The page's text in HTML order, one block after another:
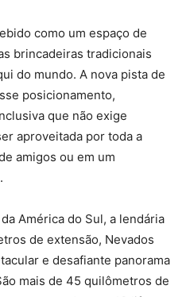
como um espaço de
brincadeiras tradicionais
do mundo. A nova pista de
posicionamento,
que não exige
aproveitada por toda a
amigos ou em um
América do Sul, a lendária
de extensão, Nevados
e desafiante panorama
mais de 45 quilômetros de